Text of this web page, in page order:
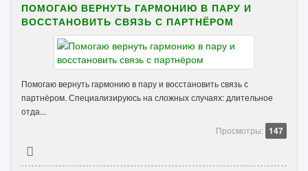
ПОМОГАЮ ВЕРНУТЬ ГАРМОНИЮ В ПАРУ И
ВОССТАНОВИТЬ СВЯЗЬ С ПАРТНЁРОМ
Помогаю вернуть гармонию в пару и восстановить связь с
партнёром. Специализируюсь на сложных случаях: длительное
отда...
Просмотры: 147